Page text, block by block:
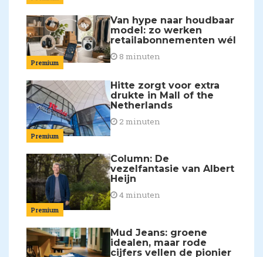
Premium
Van hype naar houdbaar
model: zo werken
retailabonnementen wél
8 minuten
Premium
Hitte zorgt voor extra
drukte in Mall of the
Netherlands
2 minuten
Premium
Column: De
vezelfantasie van Albert
Heijn
4 minuten
Mud Jeans: groene
idealen, maar rode
cijfers vellen de pionier